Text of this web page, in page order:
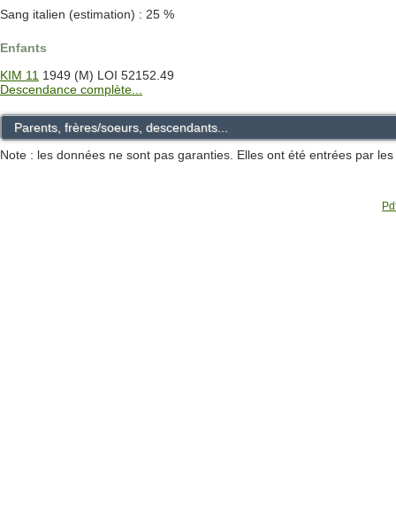
Sang italien (estimation) : 25 %
Enfants
KIM 11 1949 (M) LOI 52152.49
Descendance complète...
Parents, frères/soeurs, descendants...
Note : les données ne sont pas garanties. Elles ont été entrées par